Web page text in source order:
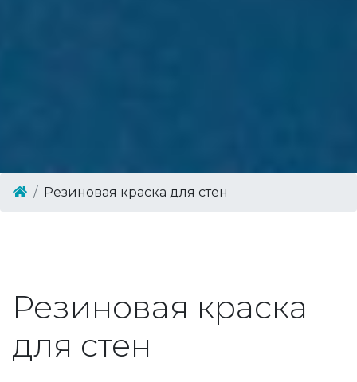
Резиновая краска для стен
Резиновая краска
для стен